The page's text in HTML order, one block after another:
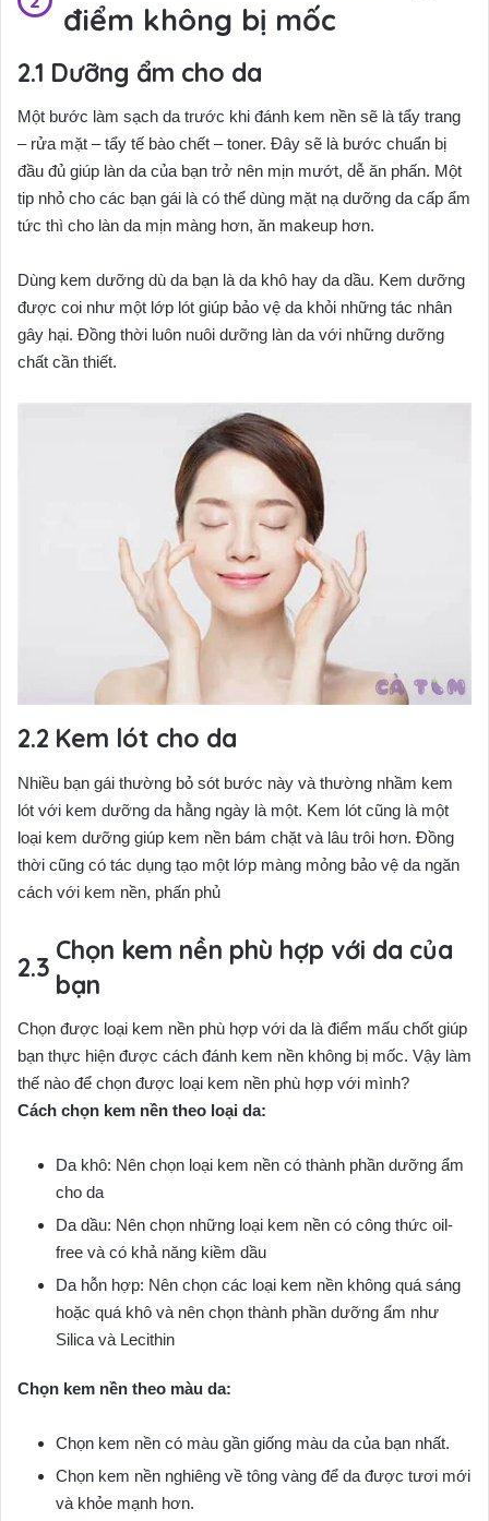
điểm không bị mốc
Dưỡng ẩm cho da
Một bước làm sạch da trước khi đánh kem nền sẽ là tẩy trang
– rửa mặt – tẩy tế bào chết – toner. Đây sẽ là bước chuẩn bị
đầu đủ giúp làn da của bạn trở nên mịn mướt, dễ ăn phấn. Một
tip nhỏ cho các bạn gái là có thể dùng mặt nạ dưỡng da cấp ẩm
tức thì cho làn da mịn màng hơn, ăn makeup hơn.
Dùng kem dưỡng dù da bạn là da khô hay da dầu. Kem dưỡng
được coi như một lớp lót giúp bảo vệ da khỏi những tác nhân
gây hại. Đồng thời luôn nuôi dưỡng làn da với những dưỡng
chất cần thiết.
Kem lót cho da
Nhiều bạn gái thường bỏ sót bước này và thường nhầm kem
lót với kem dưỡng da hằng ngày là một. Kem lót cũng là một
loại kem dưỡng giúp kem nền bám chặt và lâu trôi hơn. Đồng
thời cũng có tác dụng tạo một lớp màng mỏng bảo vệ da ngăn
cách với kem nền, phấn phủ
Chọn kem nền phù hợp với da của
bạn
Chọn được loại kem nền phù hợp với da là điểm mấu chốt giúp
bạn thực hiện được cách đánh kem nền không bị mốc. Vậy làm
thế nào để chọn được loại kem nền phù hợp với mình?
Cách chọn kem nền theo loại da:
Da khô: Nên chọn loại kem nền có thành phần dưỡng ẩm
cho da
Da dầu: Nên chọn những loại kem nền có công thức oil-
free và có khả năng kiềm dầu
Da hỗn hợp: Nên chọn các loại kem nền không quá sáng
hoặc quá khô và nên chọn thành phần dưỡng ẩm như
Silica và Lecithin
Chọn kem nền theo màu da:
Chọn kem nền có màu gần giống màu da của bạn nhất.
Chọn kem nền nghiêng về tông vàng để da được tươi mới
và khỏe mạnh hơn.